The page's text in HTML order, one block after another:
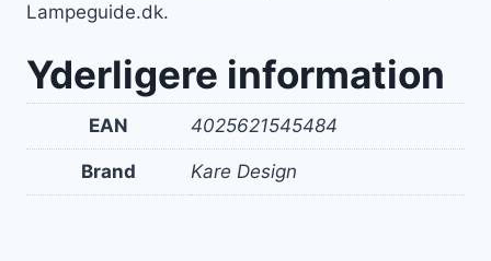
Lampeguide.dk.
Yderligere information
EAN 4025621545484
Brand Kare Design